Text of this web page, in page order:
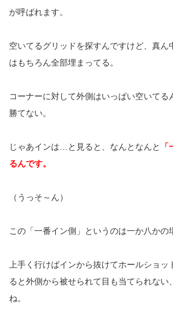
が呼ばれます。
空いてるグリッドを探すんですけど、真ん
はもちろん全部埋まってる。
コーナーに対して外側はいっぱい空いてる
勝てない。
じゃあインは… と見ると、なんとなんと
るんです。
（うっそ～ん）
この「一番イン側」というのは一か八かの
上手く行けばインから抜けてホールショッ
ると外側から被せられて目も当てられない
ね。